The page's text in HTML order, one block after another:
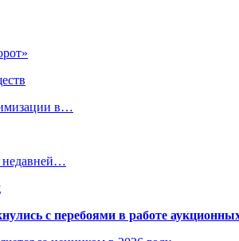
в…
недавней…
с перебоями в работе